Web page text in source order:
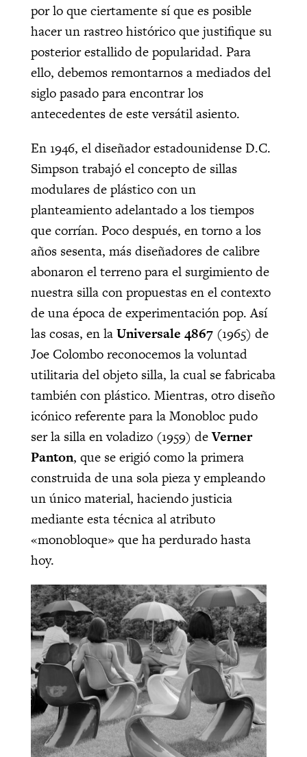
por lo que ciertamente sí que es posible
hacer un rastreo histórico que justifique su
posterior estallido de popularidad. Para
ello, debemos remontarnos a mediados del
siglo pasado para encontrar los
antecedentes de este versátil asiento.
En 1946, el diseñador estadounidense D.C.
Simpson trabajó el concepto de sillas
modulares de plástico con un
planteamiento adelantado a los tiempos
que corrían. Poco después, en torno a los
años sesenta, más diseñadores de calibre
abonaron el terreno para el surgimiento de
nuestra silla con propuestas en el contexto
de una época de experimentación pop. Así
las cosas, en laUniversale 4867(1965) de
Joe Colombo reconocemos la voluntad
utilitaria del objeto silla, la cual se fabricaba
también con plástico. Mientras, otro diseño
icónico referente para la Monobloc pudo
ser la silla en voladizo (1959) deVerner
Panton, que se erigió como la primera
construida de una sola pieza y empleando
un único material, haciendo justicia
mediante esta técnica al atributo
«monobloque» que ha perdurado hasta
hoy.